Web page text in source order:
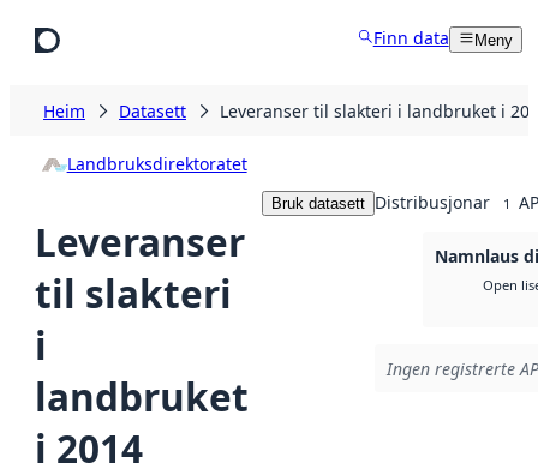
Finn data Meny
Heim Datasett Leveranser til slakteri i landbruket i
Landbruksdirektoratet
Leveranser
til slakteri
i
landbruket
i 2014
Bruk datasett Distribusjonar 1
Namnlaus
Open
Ingen registrerte